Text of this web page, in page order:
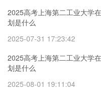
2025高考上海第二工业大学
划是什么
2025-07-31 17:23:42
2025高考上海第二工业大学
划是什么
2025-08-01 19:11:04